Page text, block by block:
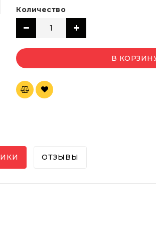
Количество
В
ОТЗЫВЫ